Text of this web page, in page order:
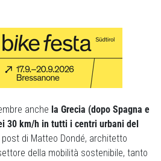
anche la Grecia (dopo Spagna e
30 km/h in tutti i centri urbani del
di Matteo Dondé, architetto
della mobilità sostenibile, tanto